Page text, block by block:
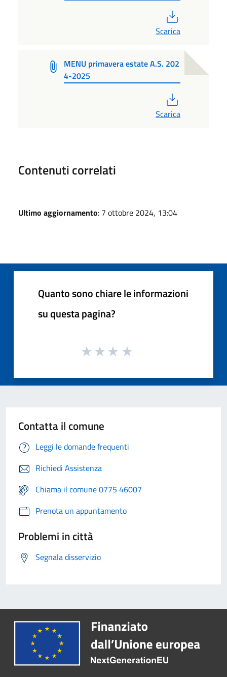
Scarica
MENU primavera estate A.S. 202
4-2025
Scarica
Contenuti correlati
Ultimo aggiornamento: 7 ottobre 2024, 13:04
Quanto sono chiare le informazioni
su questa pagina?
Contatta il comune
Leggi le domande frequenti
Richiedi Assistenza
Chiama il comune 0775 46007
Prenota un appuntamento
Problemi in città
Segnala disservizio